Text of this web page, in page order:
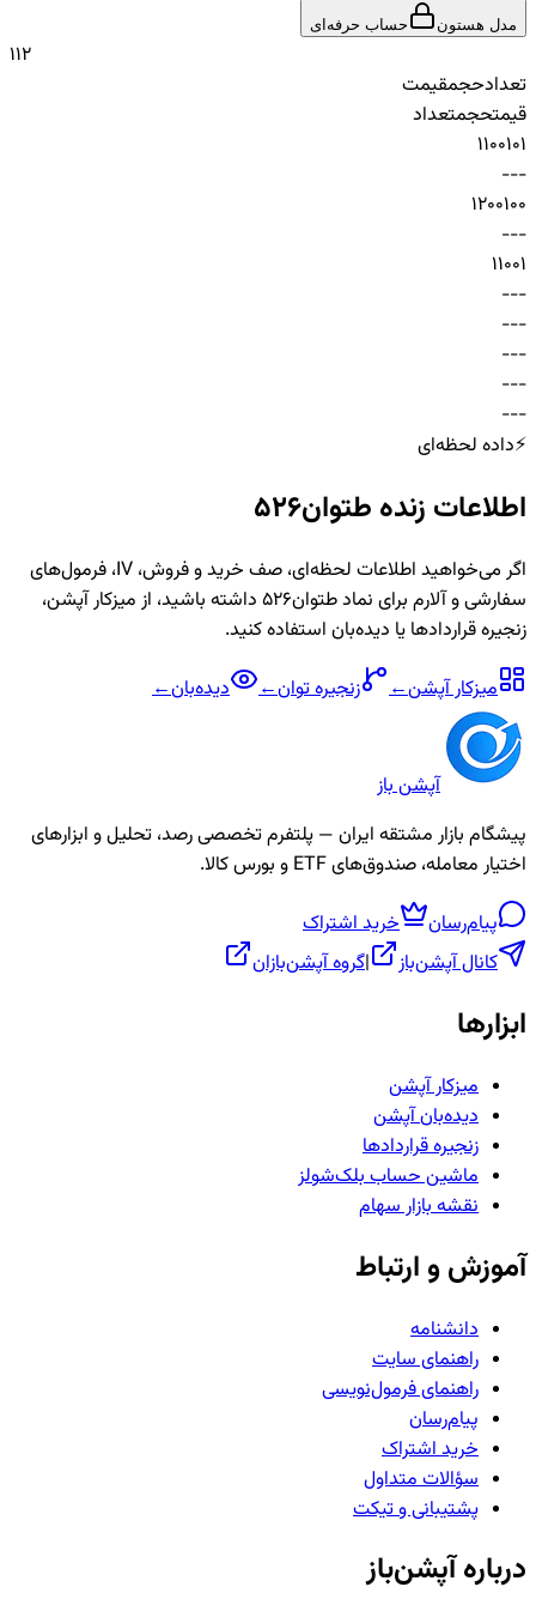
مدل هستون حساب حرفه‌ای
112
تعدادحجمقیمت
قیمتحجمتعداد
1100101
-
-
-
1200100
-
-
-
11001
-
-
-
-
-
-
-
-
-
-
-
-
-
-
-
⚡داده لحظه‌ای
اطلاعات زنده طتوان526
اگر می‌خواهید اطلاعات لحظه‌ای، صف خرید و فروش، IV، فرمول‌های
سفارشی و آلارم برای نمادطتوان526
داشته باشید، از میزکار آپشن،
زنجیره قراردادها یا دیده‌بان استفاده کنید.
میزکار آپشن← زنجیرهتوان← دیده‌بان←
آپشن باز
پیشگام بازار مشتقه ایران — پلتفرم تخصصی رصد، تحلیل و ابزارهای
اختیار معامله، صندوق‌های ETF و بورس کالا.
پیام‌رسان
خرید اشتراک
کانال آپشن‌باز
|گروه آپشن‌بازان
ابزارها
میزکار آپشن
دیده‌بان آپشن
زنجیره قراردادها
ماشین حساب بلک‌شولز
نقشه بازار سهام
آموزش و ارتباط
دانشنامه
راهنمای سایت
راهنمای فرمول‌نویسی
پیام‌رسان
خرید اشتراک
سؤالات متداول
پشتیبانی و تیکت
درباره آپشن‌باز